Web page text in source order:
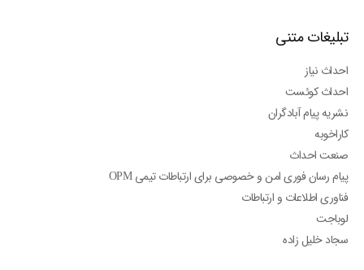
تبلیغات متنی
احداث نیاز
احداث کوئست
نشریه پیام آبادگران
کاراخوبه
صنعت احداث
پیام رسان فوری امن و خصوصی برای ارتباطات تیمی OPM
فناوری اطلاعات و ارتباطات
لوباجت
سجاد خلیل زاده